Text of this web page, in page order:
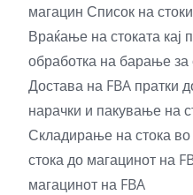
магацин Список на
Враќање на стоката кај
обработка на барање
Достава на FBA пратки
нарачки и пакување на
Складирање на стока во
стока до магацинот на
магацинот на FBA